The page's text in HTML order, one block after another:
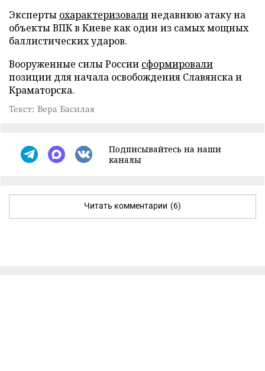
Эксперты охарактеризовалинедавнюю атаку на
объекты ВПК в Киеве как один из самых мощных
баллистических ударов.
Вооруженные силы России сформировали
позиции для начала освобождения Славянска и
Краматорска.
Текст: Вера Басилая
Подписывайтесь на наши
каналы
Читать комментарии (6)